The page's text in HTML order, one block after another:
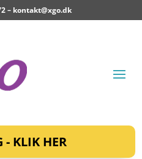
– kontakt@xgo.dk
- KLIK HER